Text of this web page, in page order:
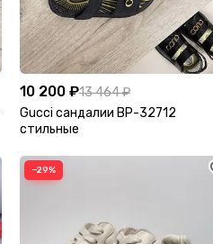
10 200 ₽13 464 ₽
Gucci сандалии BP-32712
стильные
−29%